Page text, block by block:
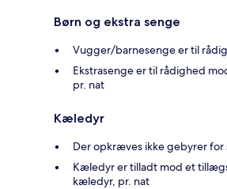
Børn og ekstra senge
Vugger/barnesenge er til
Ekstrasenge er til rådighed
pr. nat
Kæledyr
Der opkræves ikke gebyrer for
Kæledyr er tilladt mod et
kæledyr, pr. nat